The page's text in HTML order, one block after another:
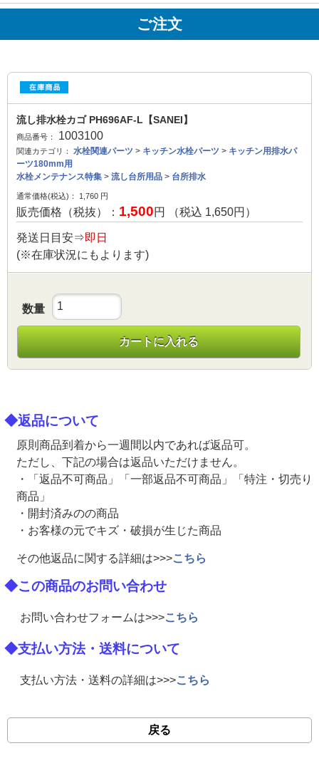
ご注文
流し排水栓カゴ PH696AF-L【SANEI】
商品番号： 1003100
関連カテゴリ： 水栓関連パーツ > キッチン水栓パーツ > キッチン用排水パ
ーツ180mm用
水栓メンテナンス特集 > 流し台所用品 > 台所排水
通常価格(税込)： 1,760 円
販売価格（税抜）： 1,500円 （税込 1,650円）
発送日目安⇒即日
(※在庫状況にもよります)
数量
カートに入れる
◆返品について
原則商品到着から一週間以内であれば返品可。
ただし、下記の場合は返品いただけません。
・「返品不可商品」「一部返品不可商品」「特注・切売り
商品」
・開封済みのの商品
・お客様の元でキズ・破損が生じた商品
その他返品に関する詳細は>>>こちら
◆この商品のお問い合わせ
お問い合わせフォームは>>>こちら
◆支払い方法・送料について
支払い方法・送料の詳細は>>>こちら
戻る